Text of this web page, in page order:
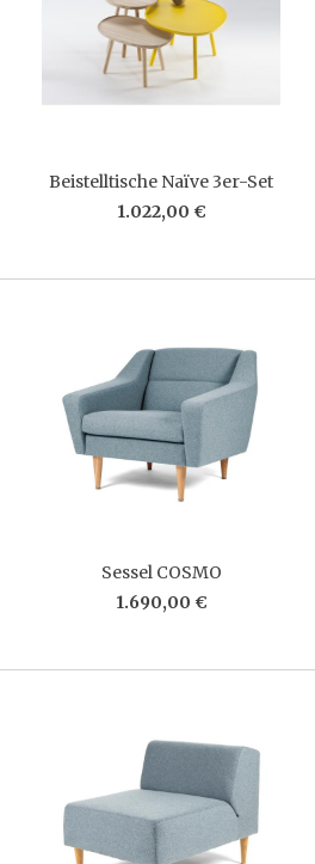
Beistelltische Naïve 3er-Set
1.022,00 €
Sessel COSMO
1.690,00 €